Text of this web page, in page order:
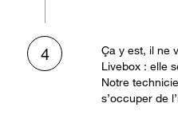
4
Ça y est, il ne
Livebox : elle
Notre
s’occuper de